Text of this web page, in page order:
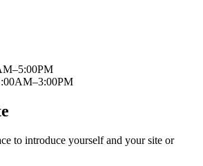
to introduce yourself and your site or